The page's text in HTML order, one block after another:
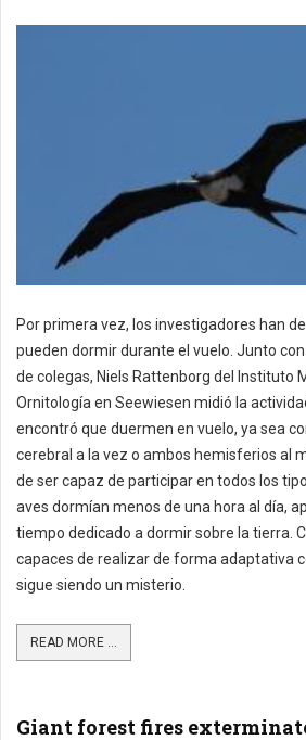
Por primera vez, los investigadores han
pueden dormir durante el vuelo. Junto
de colegas, Niels Rattenborg del Instituto
Ornitología en Seewiesen midió la
encontró que duermen en vuelo, ya sea
cerebral a la vez o ambos hemisferios al
de ser capaz de participar en todos los
aves dormían menos de una hora al día,
tiempo dedicado a dormir sobre la tierra.
capaces de realizar de forma adaptativa
sigue siendo un misterio.
READ MORE ...
Giant forest fires